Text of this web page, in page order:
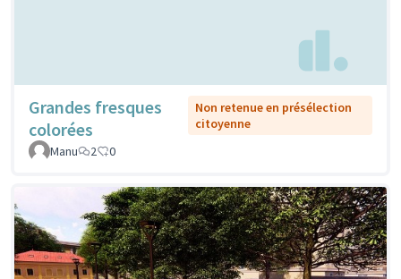
Grandes fresques
colorées
Non retenue en présélection
citoyenne
Manu
2 0